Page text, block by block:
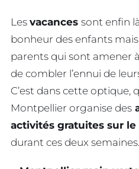
Les vacances sont enfin
bonheur des enfants
parents qui sont amener
de combler l’ennui de
C’est dans cette optique,
Montpellier organise des
activités gratuites sur
durant ces deux semaines.